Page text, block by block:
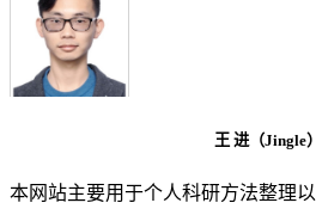
王 进（Jingle）
本网站主要用于个人科研方法整理